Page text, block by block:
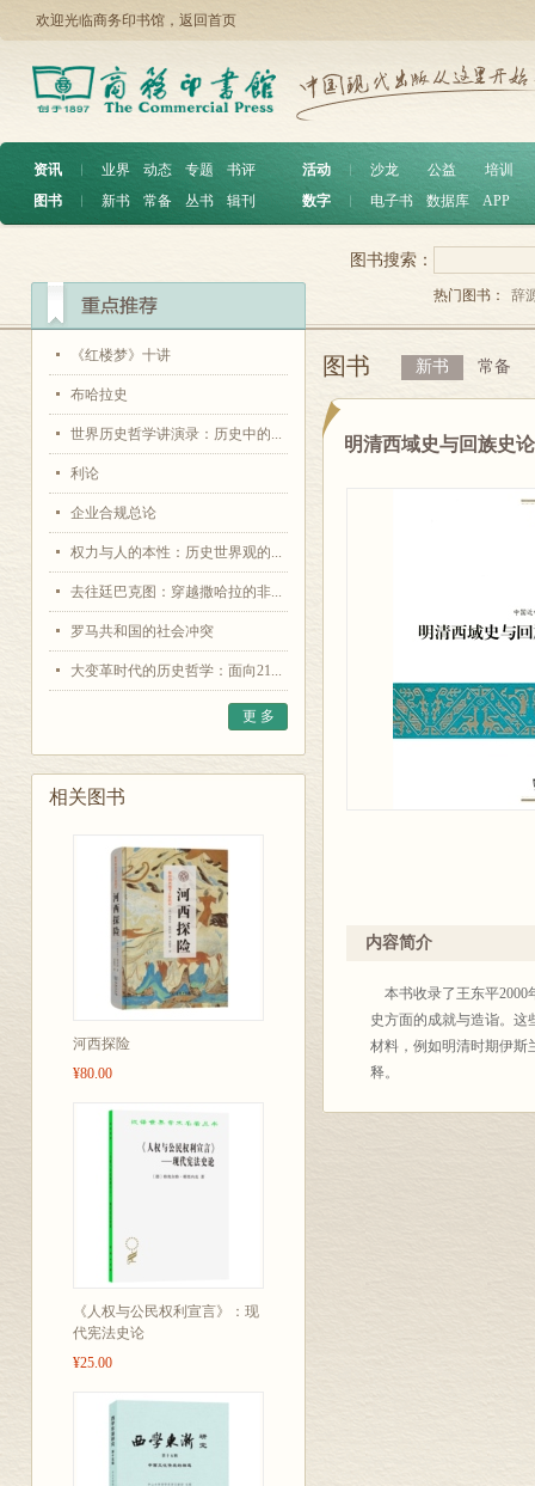
欢迎光临商务印书馆， 返回首页
资讯 ︱ 业界 动态 专题
书评
图书
︱ 新书 常备 丛书 辑刊
活动 沙龙 公益
培训
数字
电子书 数据库 APP
《红楼梦》十讲
布哈拉史
世界历史哲学讲演录：历史中的...
利论
企业合规总论
权力与人的本性：历史世界观的...
去往廷巴克图：穿越撒哈拉的非...
罗马共和国的社会冲突
大变革时代的历史哲学：面向21...
更 多
相关图书
河西探险
¥80.00
《人权与公民权利宣言》：现
代宪法史论
¥25.00
图书搜索：
热门图书： 辞
图书 新书 常备
明清西域史与回族史
内容简介
本书收录了王东平2000
史方面的成就与造诣。这
材料，例如明清时期伊斯
释。